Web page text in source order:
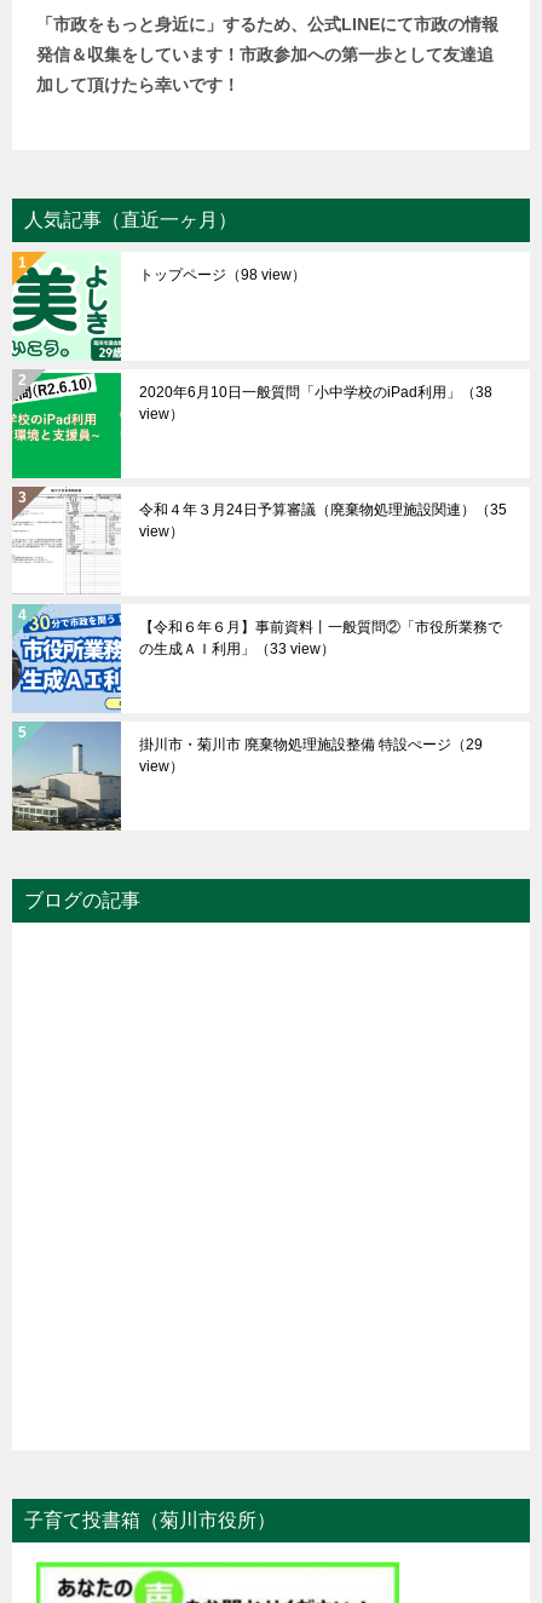
「市政をもっと身近に」するため、公式LINEにて市政の情報
発信＆収集をしています！市政参加への第一歩として友達追
加して頂けたら幸いです！
人気記事（直近一ヶ月）
トップページ （98 view）
2020年6月10日一般質問「小中学校のiPad利用」
（38
view）
令和４年３月24日予算審議（廃棄物処理施設関連）
（35
view）
【令和６年６月】事前資料丨一般質問②「市役所業務で
の生成ＡＩ利用」
（33 view）
掛川市・菊川市 廃棄物処理施設整備 特設ぺージ （29
view）
ブログの記事
子育て投書箱（菊川市役所）